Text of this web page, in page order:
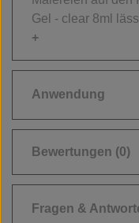
Gel - clear 8ml
Anwendung
Bewertungen (0)
Fragen &